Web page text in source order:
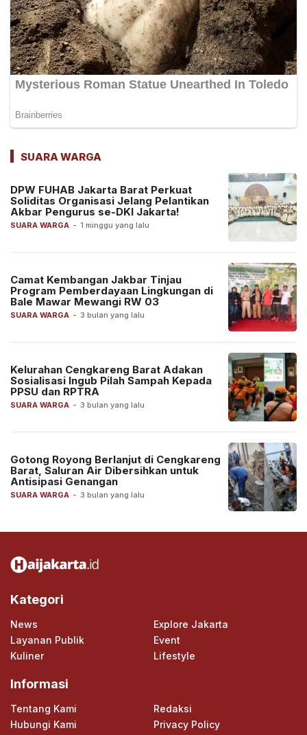
SUARA WARGA
SUARA WARGA - 1 minggu yang lalu
DPW FUHAB Jakarta Barat Perkuat
Soliditas Organisasi Jelang Pelantikan
Akbar Pengurus se-DKI Jakarta!
SUARA WARGA - 3 bulan yang lalu
Camat Kembangan Jakbar Tinjau
Program Pemberdayaan Lingkungan di
Bale Mawar Mewangi RW 03
SUARA WARGA - 3 bulan yang lalu
Kelurahan Cengkareng Barat Adakan
Sosialisasi Ingub Pilah Sampah Kepada
PPSU dan RPTRA
SUARA WARGA - 3 bulan yang lalu
Gotong Royong Berlanjut di Cengkareng
Barat, Saluran Air Dibersihkan untuk
Antisipasi Genangan
Kategori
News
Explore Jakarta
Layanan Publik
Event
Kuliner
Lifestyle
Informasi
Tentang Kami
Redaksi
Hubungi Kami
Privacy Policy